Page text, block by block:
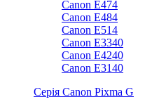
Canon E474
Canon E484
Canon E514
Canon E3340
Canon E4240
Canon E3140
Серія Canon Pixma G